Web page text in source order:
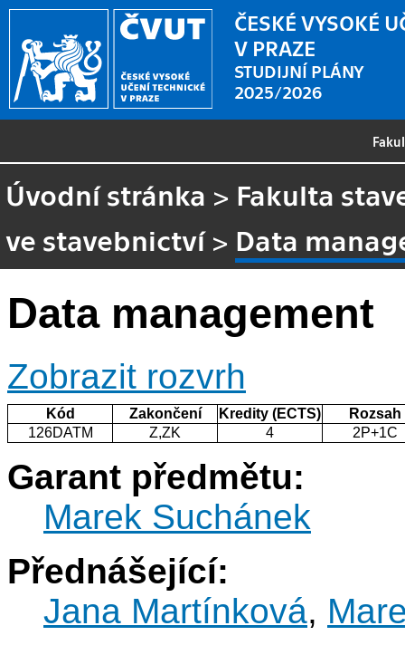
ČESKÉ VYSOKÉ
V PRAZE
STUDIJNÍ PLÁNY
2025/2026
Úvodní stránka > Fakulta
ve stavebnictví> Data
Data management
Zobrazit rozvrh
Kód Zakončení Kredity (ECTS)
Rozsah
126DATM
Z,ZK 4 2P+1C
Garant předmětu:
Marek Suchánek
Přednášející:
Jana Martínková,